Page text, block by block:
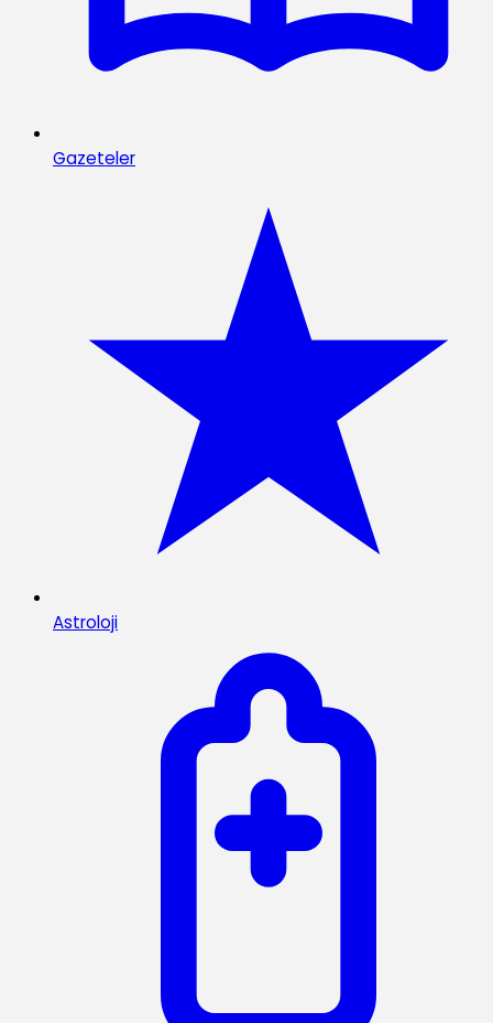
Gazeteler
Astroloji